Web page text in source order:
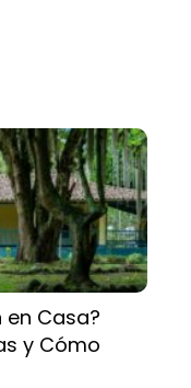
en Casa?
y Cómo